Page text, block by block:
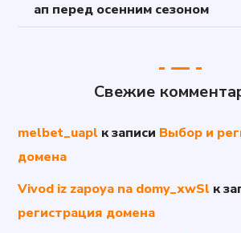
ап перед осенним сезоном
Свежие
melbet_uapl к записи Выбор и
домена
Vivod iz zapoya na domy_xwSl к
регистрация домена